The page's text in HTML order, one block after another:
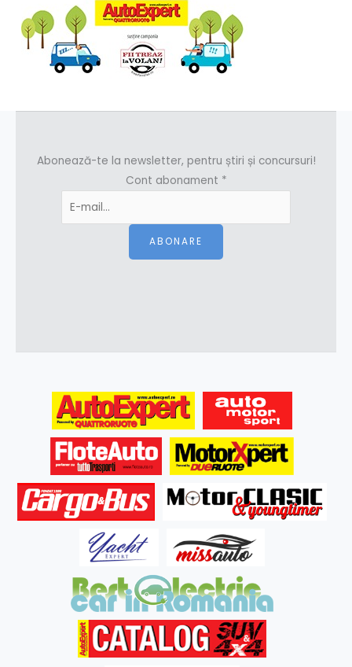
Abonează-te la newsletter, pentru știri și concursuri!
Cont abonament *
ABONARE